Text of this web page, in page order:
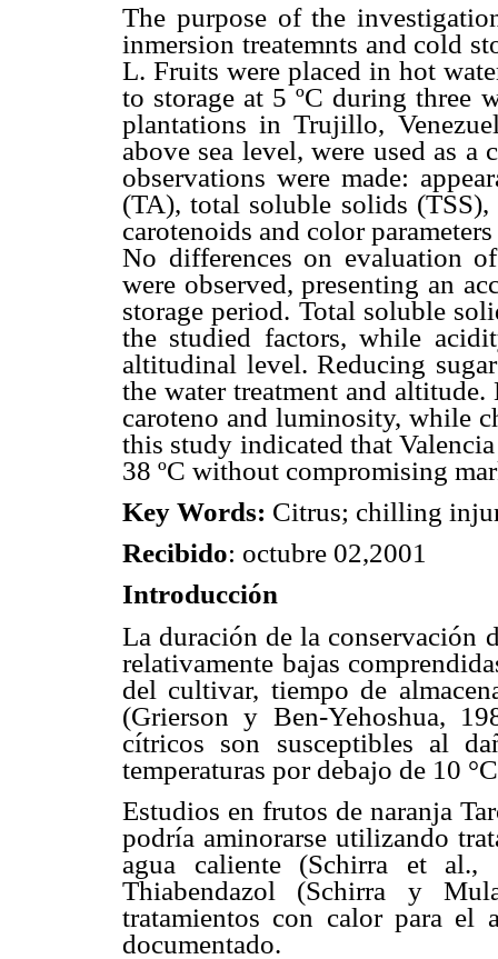
The purpose of the
inmersion treatemnts and cold
L. Fruits were placed in hot
to storage at 5 ºC during three
plantations in Trujillo,
above sea level, were used as
observations were made:
(TA), total soluble solids (TSS),
carotenoids and color
No differences on evaluation
were observed, presenting an
storage period. Total soluble
the studied factors, while
altitudinal level. Reducing
the water treatment and
caroteno and luminosity, while
this study indicated that
38 ºC without compromising
Key Words: Citrus; chilling
Recibido: octubre 02,2001
Introducción
La duración de la conservación
relativamente bajas
del cultivar, tiempo de
(Grierson y Ben-Yehoshua,
cítricos son susceptibles al
temperaturas por debajo de 10
Estudios en frutos de naranja
podría aminorarse utilizando
agua caliente (Schirra et al.,
Thiabendazol (Schirra y
tratamientos con calor para el
documentado.